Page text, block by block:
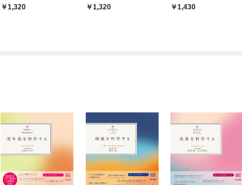
版1,320
版1,320
版1,430